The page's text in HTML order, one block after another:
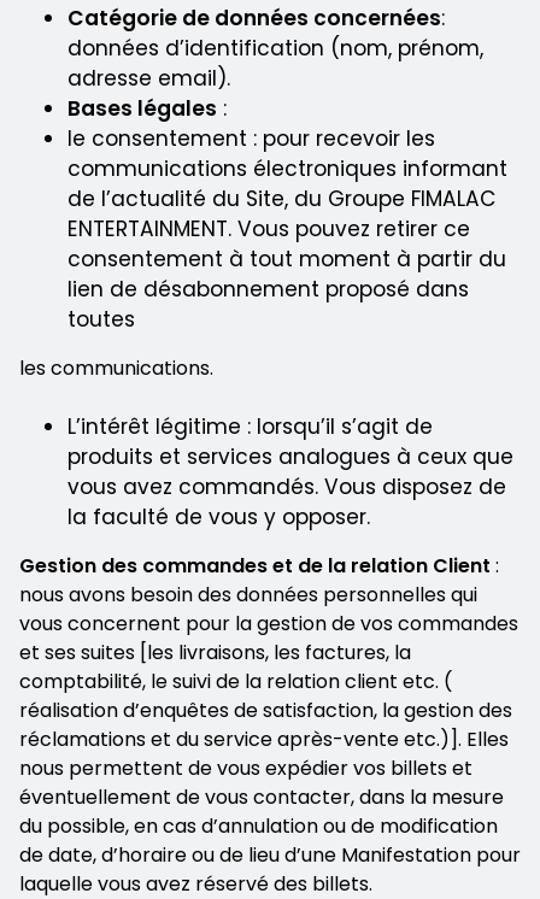
Catégorie de données concernées:
données d’identification (nom, prénom,
adresse email).
Bases légales :
le consentement : pour recevoir les
communications électroniques informant
de l’actualité du Site, du Groupe FIMALAC
ENTERTAINMENT. Vous pouvez retirer ce
consentement à tout moment à partir du
lien de désabonnement proposé dans
toutes
les communications.
L’intérêt légitime : lorsqu’il s’agit de
produits et services analogues à ceux que
vous avez commandés. Vous disposez de
la faculté de vous y opposer.
Gestion des commandes et de la relation Client :
nous avons besoin des données personnelles qui
vous concernent pour la gestion de vos commandes
et ses suites [les livraisons, les factures, la
comptabilité, le suivi de la relation client etc. (
réalisation d’enquêtes de satisfaction, la gestion des
réclamations et du service après-vente etc.)]. Elles
nous permettent de vous expédier vos billets et
éventuellement de vous contacter, dans la mesure
du possible, en cas d’annulation ou de modification
de date, d’horaire ou de lieu d’une Manifestation pour
laquelle vous avez réservé des billets.